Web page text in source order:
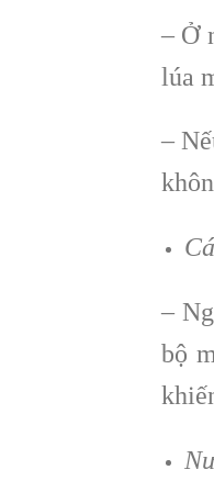
– Ở
lúa
–
–
bộ